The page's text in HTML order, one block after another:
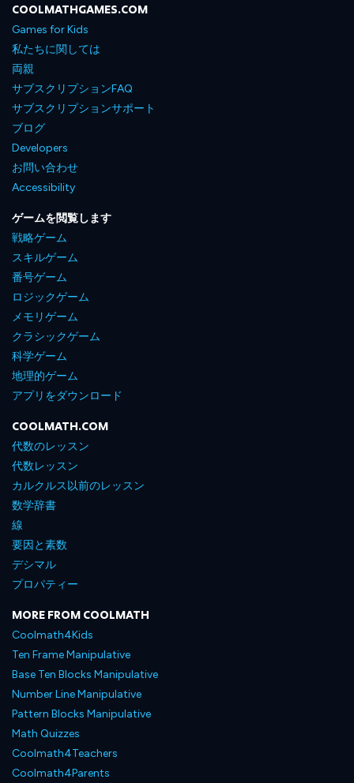
COOLMATHGAMES.COM
Games for Kids
私たちに関しては
両親
サブスクリプションFAQ
サブスクリプションサポート
ブログ
Developers
お問い合わせ
Accessibility
ゲームを閲覧します
戦略ゲーム
スキルゲーム
番号ゲーム
ロジックゲーム
メモリゲーム
クラシックゲーム
科学ゲーム
地理的ゲーム
アプリをダウンロード
COOLMATH.COM
代数のレッスン
代数レッスン
カルクルス以前のレッスン
数学辞書
線
要因と素数
デシマル
プロパティー
MORE FROM COOLMATH
Coolmath4Kids
Ten Frame Manipulative
Base Ten Blocks Manipulative
Number Line Manipulative
Pattern Blocks Manipulative
Math Quizzes
Coolmath4Teachers
Coolmath4Parents